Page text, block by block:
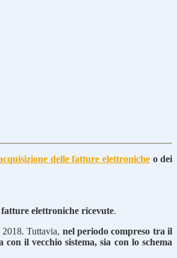
delle fatture elettroniche o dei
elettroniche ricevute.
Tuttavia, nel periodo compreso tra il
il vecchio sistema, sia con lo schema